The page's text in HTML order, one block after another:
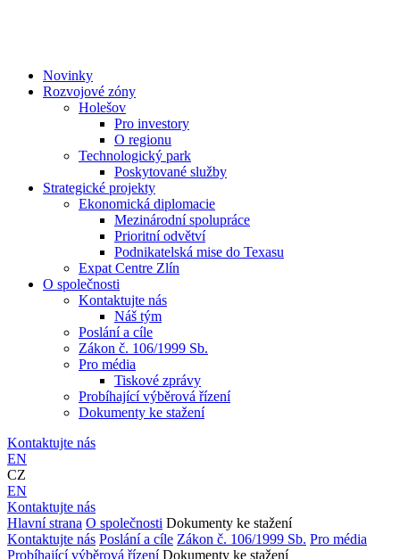
Novinky
Rozvojové zóny
Holešov
Pro investory
O regionu
Technologický park
Poskytované služby
Strategické projekty
Ekonomická diplomacie
Mezinárodní spolupráce
Prioritní odvětví
Podnikatelská mise do Texasu
Expat Centre Zlín
O společnosti
Kontaktujte nás
Náš tým
Poslání a cíle
Zákon č. 106/1999 Sb.
Pro média
Tiskové zprávy
Probíhající výběrová řízení
Dokumenty ke stažení
Kontaktujte nás
EN
CZ
EN
Kontaktujte nás
Hlavní strana O společnosti Dokumenty ke stažení
Kontaktujte nás Poslání a cíle Zákon č. 106/1999 Sb. Pro média
Probíhající výběrová řízení Dokumenty ke stažení